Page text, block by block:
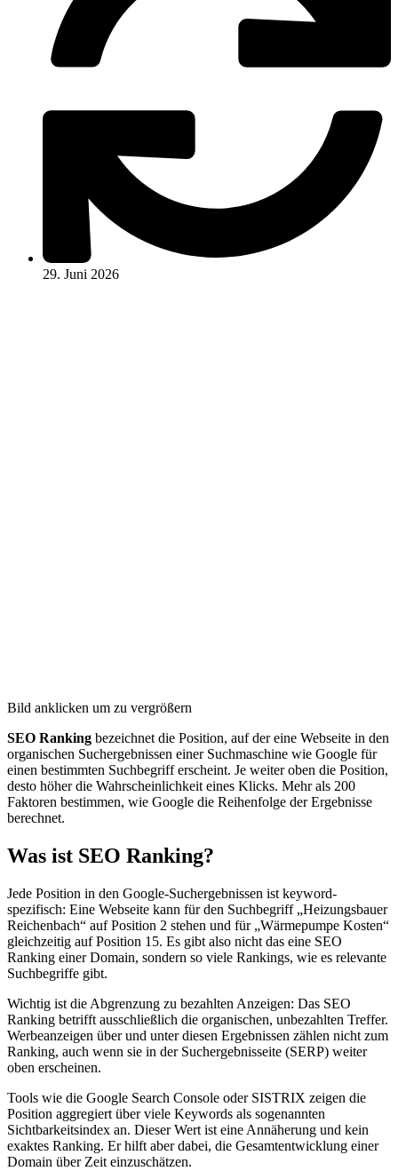
29. Juni 2026
Bild anklicken um zu vergrößern
SEO Ranking bezeichnet die Position, auf der eine Webseite in den
organischen Suchergebnissen einer Suchmaschine wie Google für
einen bestimmten Suchbegriff erscheint. Je weiter oben die Position,
desto höher die Wahrscheinlichkeit eines Klicks. Mehr als 200
Faktoren bestimmen, wie Google die Reihenfolge der Ergebnisse
berechnet.
Was ist SEO Ranking?
Jede Position in den Google-Suchergebnissen ist keyword-
spezifisch: Eine Webseite kann für den Suchbegriff „Heizungsbauer
Reichenbach“ auf Position 2 stehen und für „Wärmepumpe Kosten“
gleichzeitig auf Position 15. Es gibt also nicht das eine SEO
Ranking einer Domain, sondern so viele Rankings, wie es relevante
Suchbegriffe gibt.
Wichtig ist die Abgrenzung zu bezahlten Anzeigen: Das SEO
Ranking betrifft ausschließlich die organischen, unbezahlten Treffer.
Werbeanzeigen über und unter diesen Ergebnissen zählen nicht zum
Ranking, auch wenn sie in der Suchergebnisseite (SERP) weiter
oben erscheinen.
Tools wie die Google Search Console oder SISTRIX zeigen die
Position aggregiert über viele Keywords als sogenannten
Sichtbarkeitsindex an. Dieser Wert ist eine Annäherung und kein
exaktes Ranking. Er hilft aber dabei, die Gesamtentwicklung einer
Domain über Zeit einzuschätzen.